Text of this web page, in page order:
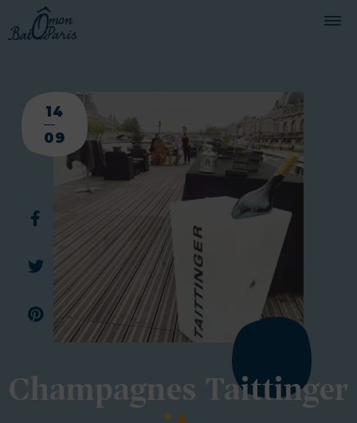
SERVICES
PRESTATIONS
ÉQUIPAGE
JOURNAL DE BORD
PRESSE
DEMANDER UN DEVIS
14
09
Champagnes Taittinger